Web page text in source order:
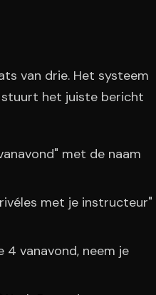
van drie. Het systeem
stuurt het juiste bericht
met de naam
met je instructeur"
4 vanavond, neem je